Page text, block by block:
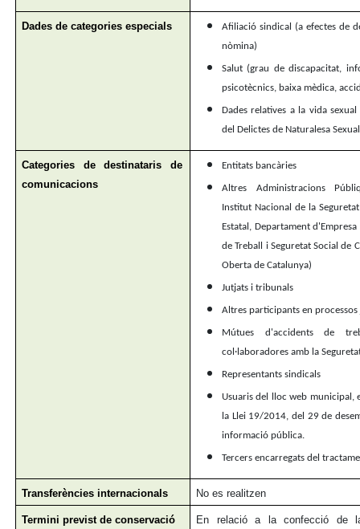
Dades de categories especials
Afiliació sindical (a efectes de
nòmina)
Salut (grau de discapacitat,
psicotècnics, baixa mèdica,
Dades relatives a la vida
del Delictes de Naturalesa
Categories de destinataris de
comunicacions
Entitats bancàries
Altres Administracions
Institut Nacional de la
Estatal, Departament
de Treball i Seguretat Social de
Oberta de Catalunya)
Jutjats i tribunals
Altres participants en processos
Mútues d'accidents de
col·laboradores amb la
Representants sindicals
Usuaris del lloc web municipal,
la Llei 19/2014, del 29 de
informació pública.
Tercers encarregats del
Transferències internacionals No es realitzen
Termini previst de conservació
En relació a la confecció de